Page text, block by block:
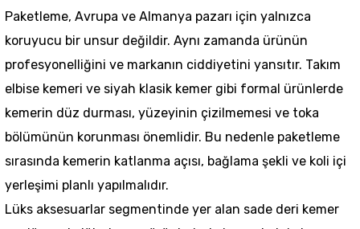
Paketleme, Avrupa ve Almanya pazarı için yalnızca
koruyucu bir unsur değildir. Aynı zamanda ürünün
profesyonelliğini ve markanın ciddiyetini yansıtır. Takım
elbise kemeri ve siyah klasik kemer gibi formal ürünlerde
kemerin düz durması, yüzeyinin çizilmemesi ve toka
bölümünün korunması önemlidir. Bu nedenle paketleme
sırasında kemerin katlanma açısı, bağlama şekli ve koli içi
yerleşimi planlı yapılmalıdır.
Lüks aksesuarlar segmentinde yer alan sade deri kemer